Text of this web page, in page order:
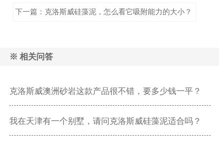
下一篇：克洛斯威硅藻泥，怎么看它吸附能力的大小？
※ 相关问答
克洛斯威澳洲砂岩这款产品很不错，要多少钱一平？
我在天津有一个别墅，请问克洛斯威硅藻泥适合吗？